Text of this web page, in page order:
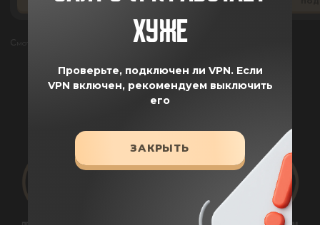
Смотреть все отзывы
ПРЕИМУЩЕСТВА
ХУЖЕ
Проверьте, подключен ли VPN. Если
VPN включен, рекомендуем выключить
его
ЗАКРЫТЬ